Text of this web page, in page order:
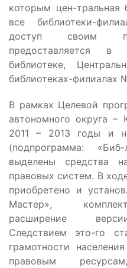
которым цен-тральная
все библиотеки-
доступ своим
предоставляется в
библиотеке,
библиотеках-филиалах
В рамках Целевой
автономного округа
2011 – 2013 годы и
(подпрограмма:
выделены средства
правовых систем. В
приобретено и
Мастер»,
расширение
Следствием это-го
грамотности
правовым